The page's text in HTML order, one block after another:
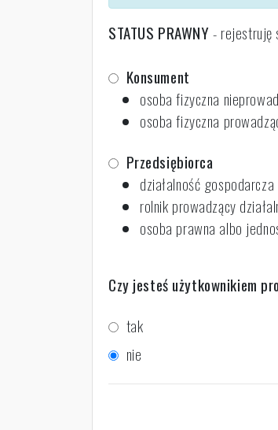
STATUS PRAWNY- rejestruję
Konsument
osoba fizyczna
Przedsiębiorca
działalność
rolnik prowadzący
osoba prawna albo
Czy jesteś użytkownikiem
tak
nie